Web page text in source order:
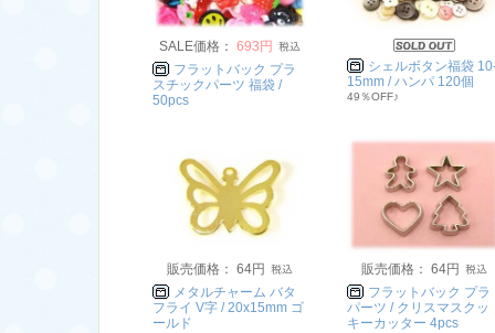
SALE価格： 693円
フラットバック プラ
スチックパーツ 福袋 /
50pcs
シェルボタン福袋
15mm / ハンパ 120個
49％OFF♪
販売価格： 64円
メタルチャーム バタ
フライ V字 / 20x15mm ゴ
ールド
販売価格： 64円
フラットバック プラ
パーツ / クリスマスクッ
キーカッター 4pcs